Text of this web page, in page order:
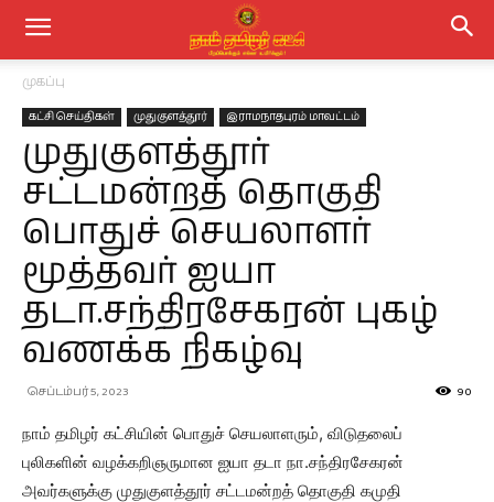
முகப்பு
கட்சி செய்திகள் முதுகுளத்தூர் இராமநாதபுரம் மாவட்டம்
முதுகுளத்தூர்
சட்டமன்றத் தொகுதி
பொதுச் செயலாளர்
மூத்தவர் ஐயா
தடா.சந்திரசேகரன் புகழ்
வணக்க நிகழ்வு
செப்டம்பர் 5, 2023 90
நாம் தமிழர் கட்சியின் பொதுச் செயலாளரும், விடுதலைப்
புலிகளின் வழக்கறிஞருமான ஐயா தடா நா.சந்திரசேகரன்
அவர்களுக்கு முதுகுளத்தூர் சட்டமன்றத் தொகுதி கமுதி